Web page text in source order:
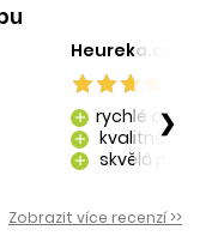
Heureka.cz [29.
add rychlé dodání
add kvalitně
add skvělá péče o
❯
Zobrazit více recenzí >>